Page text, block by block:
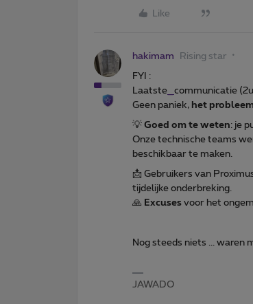
Like
hakimam Rising star
FYI :
Laatste
communicatie
Geen paniek, het
💡 Goed om te weten: je
Onze technische teams
beschikbaar te maken.
📩 Gebruikers van
tijdelijke onderbreking.
🙏 Excuses voor het
Nog steeds niets ... waren
JAWADO